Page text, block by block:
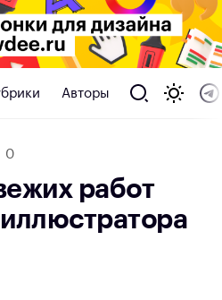
Авторы
0
работ